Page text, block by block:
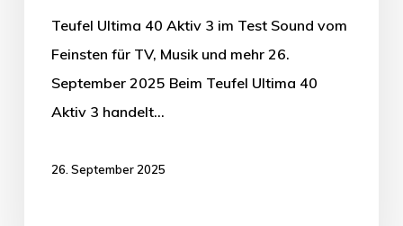
Teufel Ultima 40 Aktiv 3 im Test Sound vom
Feinsten für TV, Musik und mehr 26.
September 2025 Beim Teufel Ultima 40
Aktiv 3 handelt…
26. September 2025